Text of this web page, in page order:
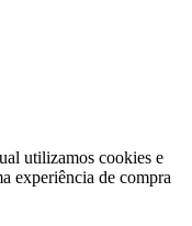
utilizamos cookies e
experiência de compra